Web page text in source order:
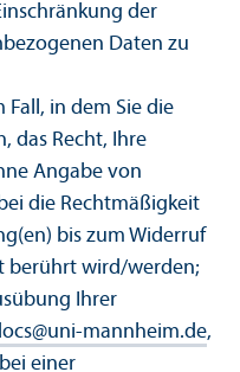
der
Daten zu
in dem Sie die
das Recht, Ihre
Angabe von
die Rechtmäßigkeit
bis zum Widerruf
berührt wird/werden;
Ihrer
@uni-mannheim.de,
einer